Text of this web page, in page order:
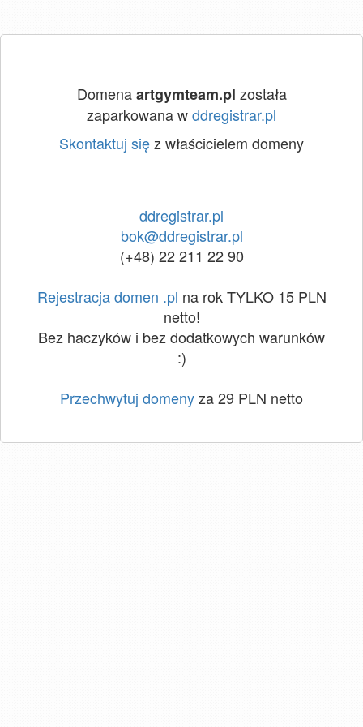
Domenaartgymteam.pl została
zaparkowana wddregistrar.pl
Skontaktuj sięz właścicielem domeny
ddregistrar.pl
bok@ddregistrar.pl
(+48) 22 211 22 90
Rejestracja domen .pl na rok TYLKO 15 PLN
netto!
Bez haczyków i bez dodatkowych warunków
:)
Przechwytuj domenyza 29 PLN netto